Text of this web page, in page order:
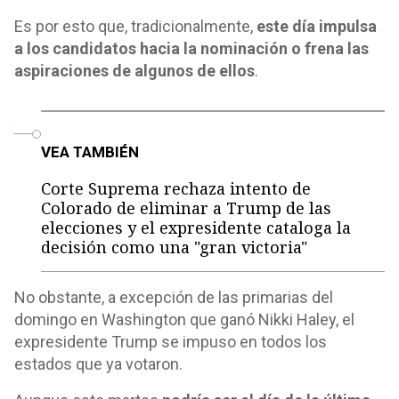
Es por esto que, tradicionalmente, este día impulsa
a los candidatos hacia la nominación o frena las
aspiraciones de algunos de ellos.
VEA TAMBIÉN
Corte Suprema rechaza intento de
Colorado de eliminar a Trump de las
elecciones y el expresidente cataloga la
decisión como una "gran victoria"
No obstante, a excepción de las primarias del
domingo en Washington que ganó Nikki Haley, el
expresidente Trump se impuso en todos los
estados que ya votaron.